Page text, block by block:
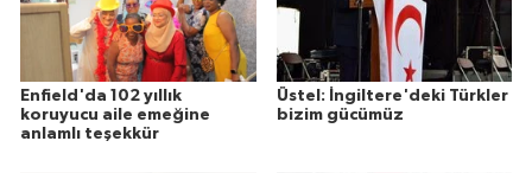
Enfield'da 102 yıllık
koruyucu aile emeğine
anlamlı teşekkür
Üstel: İngiltere'deki Türkler
bizim gücümüz